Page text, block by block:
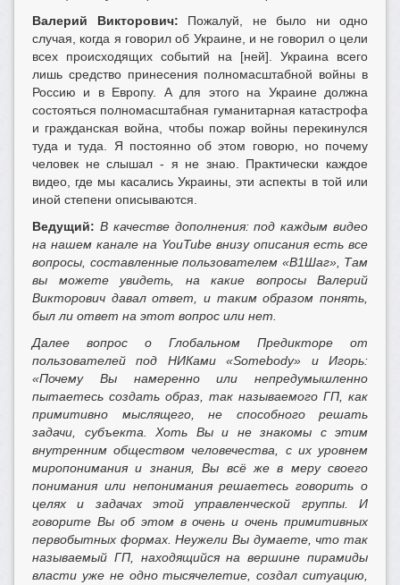
Валерий Викторович: Пожалуй, не было ни одно
случая, когда я говорил об Украине, и не говорил о цели
всех происходящих событий на [ней]. Украина всего
лишь средство принесения полномасштабной войны в
Россию и в Европу. А для этого на Украине должна
состояться полномасштабная гуманитарная катастрофа
и гражданская война, чтобы пожар войны перекинулся
туда и туда. Я постоянно об этом говорю, но почему
человек не слышал - я не знаю. Практически каждое
видео, где мы касались Украины, эти аспекты в той или
иной степени описываются.
Ведущий: В качестве дополнения: под каждым видео
на нашем канале на YouTube внизу описания есть все
вопросы, составленные пользователем «В1Шаг», Там
вы можете увидеть, на какие вопросы Валерий
Викторович давал ответ, и таким образом понять,
был ли ответ на этот вопрос или нет.
Далее вопрос о Глобальном Предикторе от
пользователей под НИКами «Somebody» и Игорь:
«Почему Вы намеренно или непредумышленно
пытаетесь создать образ, так называемого ГП, как
примитивно мыслящего, не способного решать
задачи, субъекта. Хоть Вы и не знакомы с этим
внутренним обществом человечества, с их уровнем
миропонимания и знания, Вы всё же в меру своего
понимания или непонимания решаетесь говорить о
целях и задачах этой управленческой группы. И
говорите Вы об этом в очень и очень примитивных
первобытных формах. Неужели Вы думаете, что так
называемый ГП, находящийся на вершине пирамиды
власти уже не одно тысячелетие, создал ситуацию,